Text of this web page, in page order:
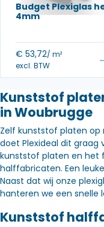
Budget Plexiglas
4mm
€ 53,72/ m²
excl. BTW
Kunststof
in Woubrugge
Zelf kunststof platen
doet Plexideal dit graag
kunststof platen en het
halffabricaten. Een
Naast dat wij onze
hanteren we een snelle
Kunststof